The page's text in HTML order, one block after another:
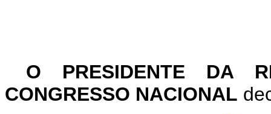
O PRESIDENTE DA
CONGRESSO NACIONAL